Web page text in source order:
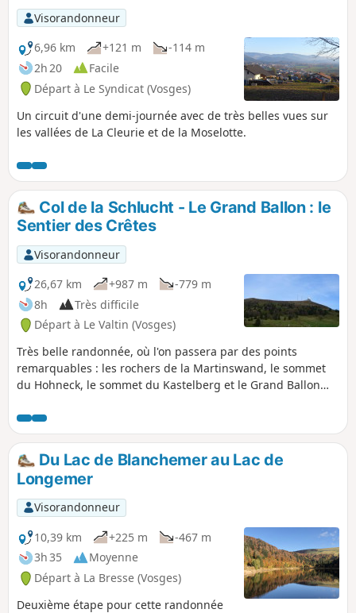
Visorandonneur
6,96 km
+121 m
-114 m
2h 20
Facile
Départ à Le Syndicat (Vosges)
Un circuit d'une demi-journée avec de très belles vues sur
les vallées de La Cleurie et de la Moselotte.
Col de la Schlucht - Le Grand Ballon : le
Sentier des Crêtes
Visorandonneur
26,67 km
+987 m
-779 m
8h
Très difficile
Départ à Le Valtin (Vosges)
Très belle randonnée, où l'on passera par des points
remarquables : les rochers de la Martinswand, le sommet
du Hohneck, le sommet du Kastelberg et le Grand Ballon
Du Lac de Blanchemer au Lac de
Longemer
Visorandonneur
10,39 km
+225 m
-467 m
3h 35
Moyenne
Départ à La Bresse (Vosges)
Deuxième étape pour cette randonnée